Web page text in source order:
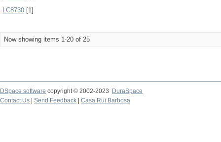
LC8730 [1]
Now showing items 1-20 of 25
DSpace software copyright © 2002-2023
DuraSpace
Contact Us
Send Feedback Casa Rui Barbosa